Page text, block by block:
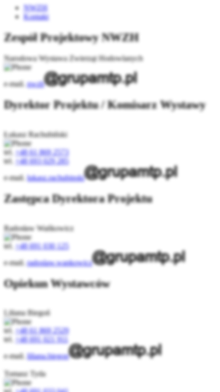
NWZH
Kontakt
Zespół Projektowy NWZH
Narodowa Wystawa Zwierząt Hodowlanych
e-mail.nwzh
Dyrektor Projektu / Komisarz Wystawy
Łukasz Rachubiński
tel.
+48 61 869 2573
tel.
+48 693 029 285
e-mail.lukasz.rachubinski
Zastępca Dyrektora Projektu
Radosław Wańkowicz
tel.
+48 691 030 125
e-mail.radoslaw.wankowicz
Opiekun Wystawców
Liliana Biegoń
tel.
+48 61 869 2529
tel.
+48 691 021 911
e-mail. liliana.biegon
Tomasz Tyda